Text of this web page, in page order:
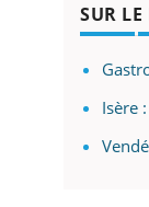
SUR LE
Isère
pour l’été
arrive… et avec
activités en